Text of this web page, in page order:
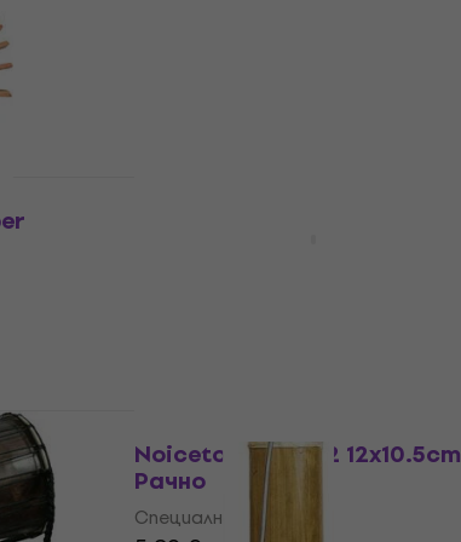
Noicetone S023-2 12x10.5cm
Рачно
Специална перкусия